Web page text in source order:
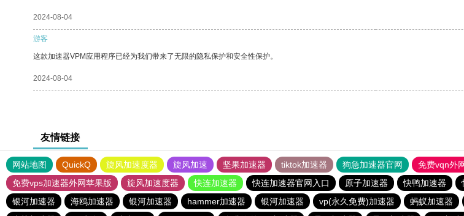
2024-08-04
游客
这款加速器VPM应用程序已经为我们带来了无限的隐私保护和安全性保护。
2024-08-04
友情链接
网站地图 QuickQ 旋风加速度器 旋风加速 坚果加速器 tiktok加速器 狗急加速器官网 免费vqn外
免费vps加速器外网苹果版
旋风加速度器 快连加速器 快连加速器官网入口 原子加速器 快鸭加速器
银河加速器
海鸥加速器 银河加速器 hammer加速器 银河加速器 vp(永久免费)加速器 蚂蚁加速器